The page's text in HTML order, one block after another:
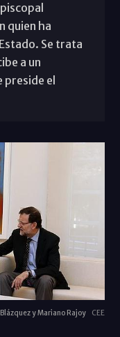
quien ha
Se trata
a un
preside el
y Mariano Rajoy CEE